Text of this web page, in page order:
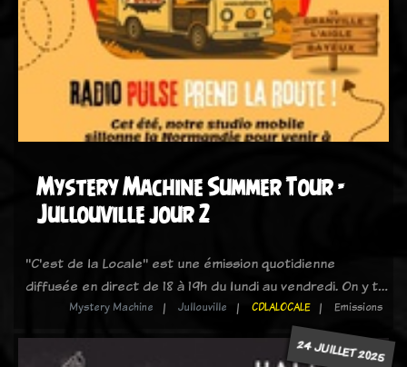
Mystery Machine Summer Tour -
Jullouville jour 2
"C'est de la Locale" est une émission quotidienne
diffusée en direct de 18 à 19h du lundi au vendredi. On y t…
Mystery Machine Jullouville CDLALOCALE Emissions
24 JUILLET 2025